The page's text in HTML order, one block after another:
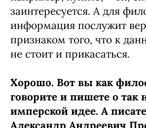
заинтересуется. А для
информация послужит
признаком того, что к
не стоит и прикасаться.
Хорошо. Вот вы как
говорите и пишете о так
имперской идее. А
Александр Андреевич